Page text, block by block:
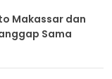
Makassar dan
Sama